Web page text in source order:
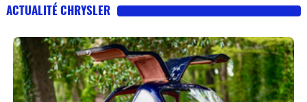
ACTUALITÉ CHRYSLER